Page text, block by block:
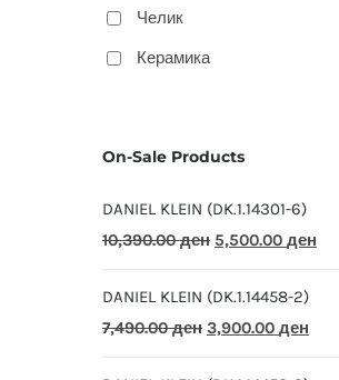
Челик
Керамика
On-Sale Products
DANIEL KLEIN (DK.1.14301-6)
10,390.00ден Original
was:
10,390.00 ден.
5,500.00 ден
DANIEL KLEIN (DK.1.14458-2)
7,490.00ден Original
3,900.00 ден